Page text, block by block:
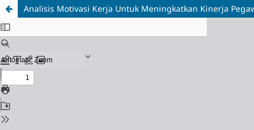
Analisis Motivasi Kerja Untuk Meningkatkan Kinerja